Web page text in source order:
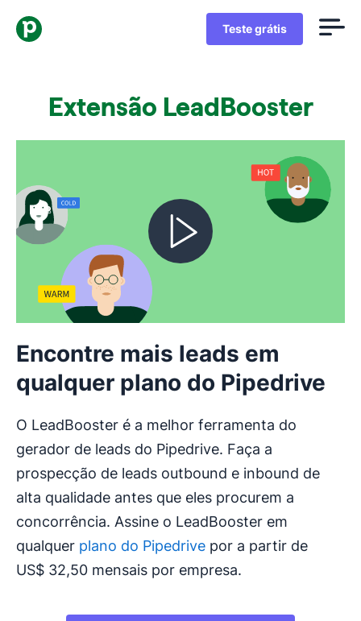
Teste grátis
Extensão LeadBooster
Encontre mais leads em
qualquer plano do Pipedrive
O LeadBooster é a melhor ferramenta do
gerador de leads do Pipedrive. Faça a
prospecção de leads outbound e inbound de
alta qualidade antes que eles procurem a
concorrência. Assine o LeadBooster em
qualquer plano do Pipedrive por a partir de
US$ 32,50 mensais por empresa.